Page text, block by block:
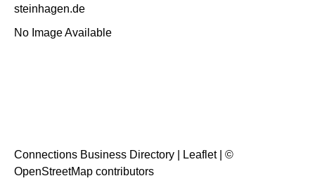
steinhagen.de
No Image Available
Connections Business Directory Leaflet| ©
OpenStreetMap contributors